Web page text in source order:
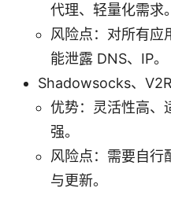
代理、轻量化需求。
风险点：对所有应
能泄露 DNS、IP。
Shadowsocks、
优势：灵活性高、
强。
风险点：需要自行
与更新。